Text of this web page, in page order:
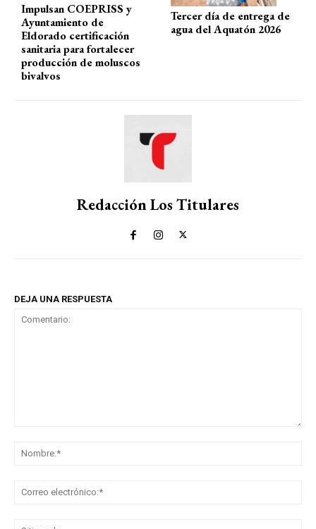
Impulsan COEPRISS y
Ayuntamiento de
Eldorado certificación
sanitaria para fortalecer
producción de moluscos
bivalvos
Tercer día de entrega de
agua del Aquatón 2026
Redacción Los Titulares
DEJA UNA RESPUESTA